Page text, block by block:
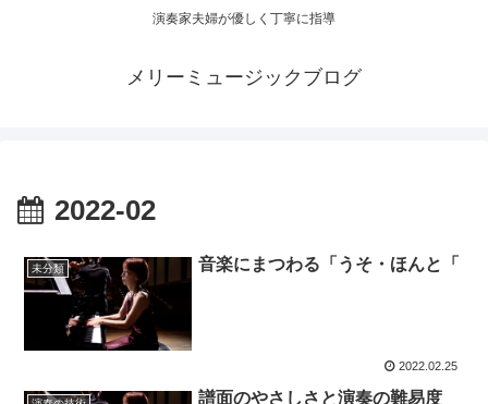
演奏家夫婦が優しく丁寧に指導
メリーミュージックブログ
2022-02
未分類 音楽にまつわる「うそ・ほんと「
2022.02.25
譜面のやさしさと演奏の難易度